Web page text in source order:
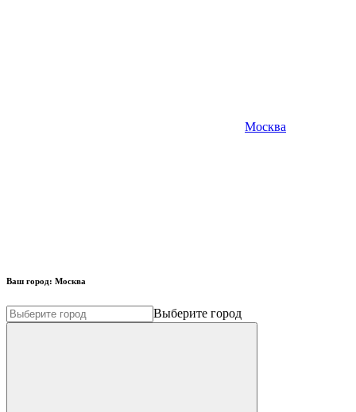
Москва
Ваш город: Москва
Выберите город